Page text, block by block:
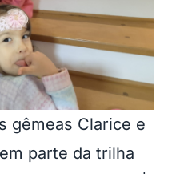
gêmeas Clarice e
parte da trilha